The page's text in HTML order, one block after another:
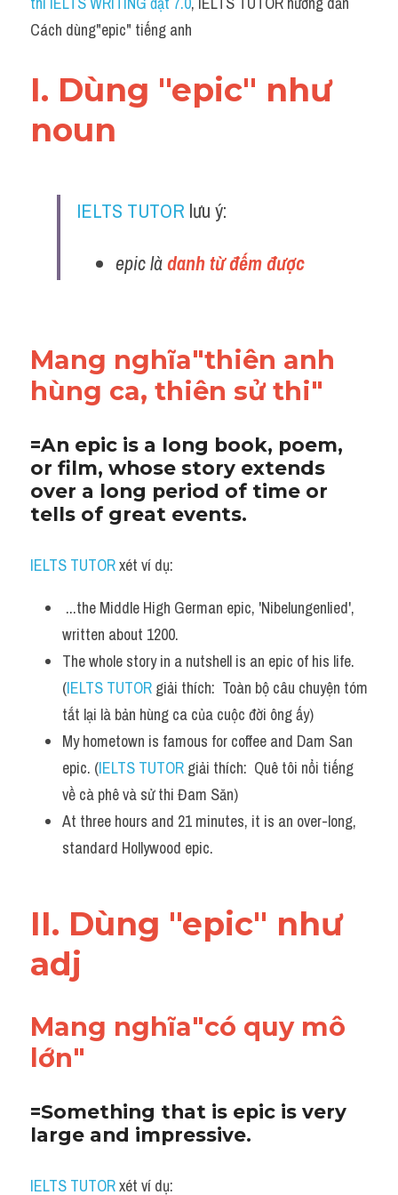
Grammar
Cách paraphrase
Part 2
Verb
Đề thi thật Task 1
Cách dùng từ
Từ vựng theo tiền tố
Ngân hàng đề thi máy
Phân biệt từ
Report đề thi thật IELTS
Advice
IELTS Advice
Đề thi thật Task 2
Listening
Reading
Homepage
Cách dùng"epic" tiếng anh
I. Dùng "epic" như
noun
IELTS TUTOR lưu ý:
epic là danh từ đếm được
Mang nghĩa"thiên anh
hùng ca, thiên sử thi"
=An epic is a long book, poem,
or film, whose story extends
over a long period of time or
tells of great events.
IELTS TUTOR xét ví dụ:
...the Middle High German epic, 'Nibelungenlied',
written about 1200.
The whole story in a nutshell is an epic of his life.
(IELTS TUTOR giải thích:  Toàn bộ câu chuyện tóm
tắt lại là bản hùng ca của cuộc đời ông ấy)
My hometown is famous for coffee and Dam San
epic. (IELTS TUTOR giải thích:  Quê tôi nổi tiếng
về cà phê và sử thi Đam Săn)
At three hours and 21 minutes, it is an over-long,
standard Hollywood epic.
II. Dùng "epic" như
adj
Mang nghĩa"có quy mô
lớn"
=Something that is epic is very
large and impressive.
IELTS TUTOR xét ví dụ: